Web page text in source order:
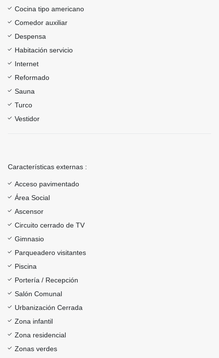
Cocina tipo americano
Comedor auxiliar
Despensa
Habitación servicio
Internet
Reformado
Sauna
Turco
Vestidor
Características externas :
Acceso pavimentado
Área Social
Ascensor
Circuito cerrado de TV
Gimnasio
Parqueadero visitantes
Piscina
Portería / Recepción
Salón Comunal
Urbanización Cerrada
Zona infantil
Zona residencial
Zonas verdes